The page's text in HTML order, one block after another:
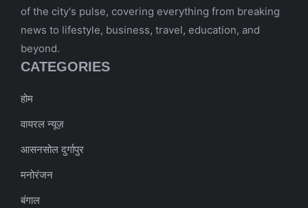
of the city's pulse, covering everything from breaking
news to lifestyle, business, travel, education, and
beyond.
CATEGORIES
होम
वायरल न्यूज़
आसनसोल दुर्गापुर
मनोरंजन
बंगाल